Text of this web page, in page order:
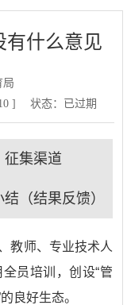
有什么意见
局
]
状态： 已过期
征集渠道
（结果反馈）
教师、专业技术人
员培训，创设“管
良好生态。